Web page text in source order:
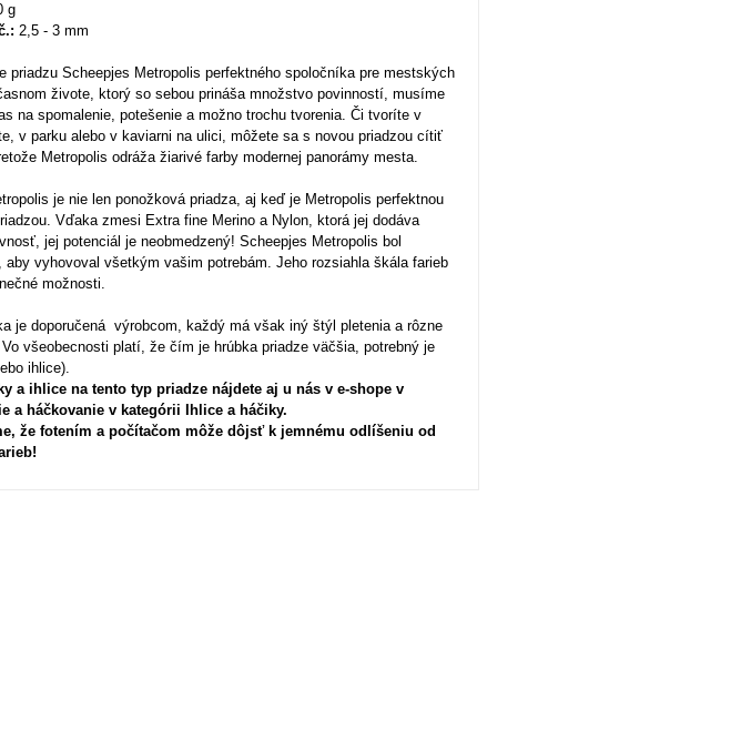
g
2,5 - 3 mm
priadzu Scheepjes Metropolis perfektného spoločníka pre mestských
živote, ktorý so sebou prináša množstvo povinností, musíme
na spomalenie, potešenie a možno trochu tvorenia. Či tvoríte v
v parku alebo v kaviarni na ulici, môžete sa s novou priadzou cítiť
Metropolis odráža žiarivé farby modernej panorámy mesta.
je nie len ponožková priadza, aj keď je Metropolis perfektnou
Vďaka zmesi Extra fine Merino a Nylon, ktorá jej dodáva
jej potenciál je neobmedzený! Scheepjes Metropolis bol
aby vyhovoval všetkým vašim potrebám. Jeho rozsiahla škála farieb
možnosti.​
je doporučená výrobcom, každý má však iný štýl pletenia a rôzne
všeobecnosti platí, že čím je hrúbka priadze väčšia, potrebný je
ihlice).
a ihlice na tento typ priadze nájdete aj u nás v e-shope v
a háčkovanie v kategórii Ihlice a háčiky.
že fotením a počítačom môže dôjsť k jemnému odlíšeniu od